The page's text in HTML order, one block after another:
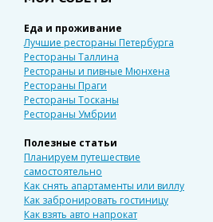
Еда и проживание
Лучшие рестораны Петербурга
Рестораны Таллина
Рестораны и пивные Мюнхена
Рестораны Праги
Рестораны Тосканы
Рестораны Умбрии
Полезные статьи
Планируем путешествие
самостоятельно
Как снять апартаменты или виллу
Как забронировать гостиницу
Как взять авто напрокат